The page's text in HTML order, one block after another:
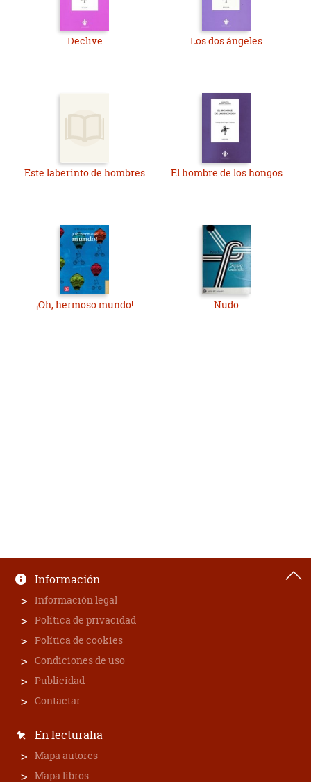
Declive Los dos ángeles
Este laberinto de hombres El hombre de los hongos
¡Oh, hermoso mundo! Nudo
Información
Información legal
Política de privacidad
Política de cookies
Condiciones de uso
Publicidad
Contactar
En lecturalia
Mapa autores
Mapa libros